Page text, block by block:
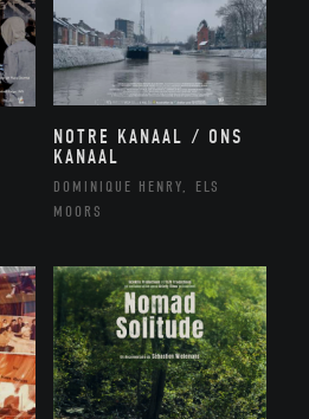
NOTRE KANAAL / ONS
KANAAL
DOMINIQUE HENRY, ELS
MOORS